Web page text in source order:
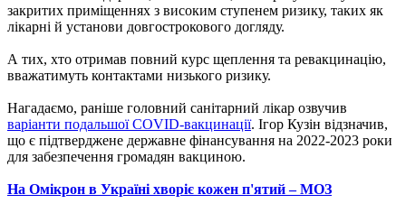
закритих приміщеннях з високим ступенем ризику, таких як
лікарні й установи довгострокового догляду.
А тих, хто отримав повний курс щеплення та ревакцинацію,
вважатимуть контактами низького ризику.
Нагадаємо, раніше головний санітарний лікар озвучив
варіанти подальшої COVID-вакцинації. Ігор Кузін відзначив,
що є підтверджене державне фінансування на 2022-2023 роки
для забезпечення громадян вакциною.
На Омікрон в Україні хворіє кожен п'ятий – МОЗ